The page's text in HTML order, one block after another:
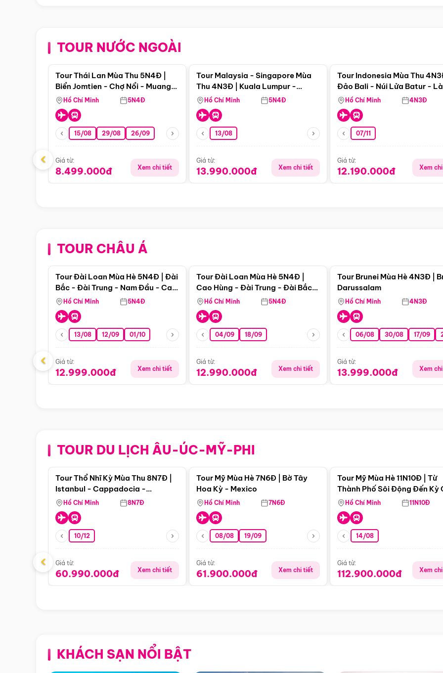
TOUR NƯỚC NGOÀI
Điểm nổi bật
Tour Thái Lan Mùa Thu 5N4Đ |
Biển Jomtien - Chợ Nổi - Muang
Boran - Suanthai
Hồ Chí Minh 5N4Đ
15/08 29/08 26/09
Giá từ:
8.499.000đ Xem chi tiết
Tour Malaysia - Singapore Mùa
Thu 4N3Đ | Kuala Lumpur -
Malacca - Johor Baru -
Singapore
Hồ Chí Minh 5N4Đ
13/08
Giá từ:
13.990.000đ Xem chi tiết
Tour Indonesia Mùa Thu
Đảo Bali - Núi Lửa Batur -
Penglipuran
Hồ Chí Minh 4N3Đ
07/11
Giá từ:
12.190.000đ Xem
‹
TOUR CHÂU ÁĐiểm nổi bật
Tour Đài Loan Mùa Hè 5N4Đ | Đài
Bắc - Đài Trung - Nam Đầu - Cao
Hùng ( Bay Vn)
Hồ Chí Minh 5N4Đ
13/08 12/09 01/10
Giá từ:
12.999.000đ Xem chi tiết
Tour Đài Loan Mùa Hè 5N4Đ |
Cao Hùng - Đài Trung - Đài Bắc
(Bay Vj)
Hồ Chí Minh 5N4Đ
04/09 18/09
Giá từ:
12.990.000đ Xem chi tiết
Tour Brunei Mùa Hè 4N3Đ |
Darussalam
Hồ Chí Minh 4N3Đ
06/08 30/08 17/09
Giá từ:
13.999.000đ Xem
‹
TOUR DU LỊCH ÂU-ÚC-MỸ-PHI
Điểm nổi bật
Tour Thổ Nhĩ Kỳ Mùa Thu 8N7Đ |
Istanbul - Cappadocia -
Pamukkale
Hồ Chí Minh 8N7Đ
10/12
Giá từ:
60.990.000đ Xem chi tiết
Tour Mỹ Mùa Hè 7N6Đ | Bờ Tây
Hoa Kỳ - Mexico
Hồ Chí Minh 7N6Đ
08/08 19/09
Giá từ:
61.900.000đ Xem chi tiết
Tour Mỹ Mùa Hè 11N10Đ | Từ
Thành Phố Sôi Động Đến Kỳ
Thiên Nhiên Mỹ
Hồ Chí Minh 11N10Đ
14/08
Giá từ:
112.900.000đ Xem
‹
KHÁCH SẠN NỔI BẬT